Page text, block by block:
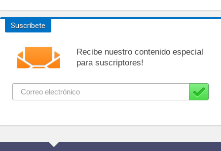
Suscríbete
Recibe nuestro contenido especial
para suscriptores!